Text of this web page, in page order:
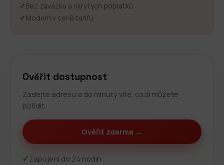
✓Bez závazku a skrytých poplatků
✓Modem v ceně tarifu
Ověřit dostupnost
Zadejte adresu a do minuty víte, co si můžete
pořídit.
Ověřit zdarma →
✓Zapojení do 24 hodin